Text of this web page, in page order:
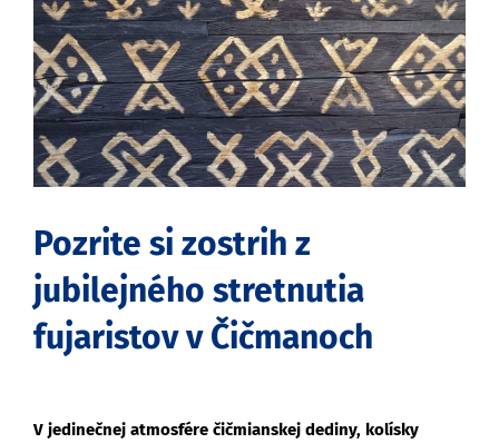
obrázok
Pozrite si zostrih z
jubilejného stretnutia
fujaristov v Čičmanoch
V jedinečnej atmosfére čičmianskej dediny, kolísky